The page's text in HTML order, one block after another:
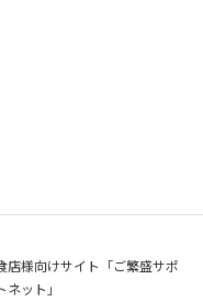
店様向けサイト「ご繁盛サポ
ネット」